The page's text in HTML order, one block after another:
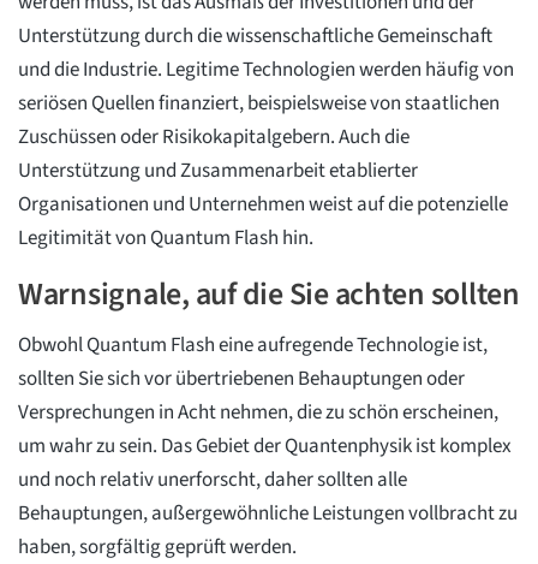
Unterstützung durch die wissenschaftliche Gemeinschaft
und die Industrie. Legitime Technologien werden häufig von
seriösen Quellen finanziert, beispielsweise von staatlichen
Zuschüssen oder Risikokapitalgebern. Auch die
Unterstützung und Zusammenarbeit etablierter
Organisationen und Unternehmen weist auf die potenzielle
Legitimität von Quantum Flash hin.
Warnsignale, auf die Sie achten sollten
Obwohl Quantum Flash eine aufregende Technologie ist,
sollten Sie sich vor übertriebenen Behauptungen oder
Versprechungen in Acht nehmen, die zu schön erscheinen,
um wahr zu sein. Das Gebiet der Quantenphysik ist komplex
und noch relativ unerforscht, daher sollten alle
Behauptungen, außergewöhnliche Leistungen vollbracht zu
haben, sorgfältig geprüft werden.